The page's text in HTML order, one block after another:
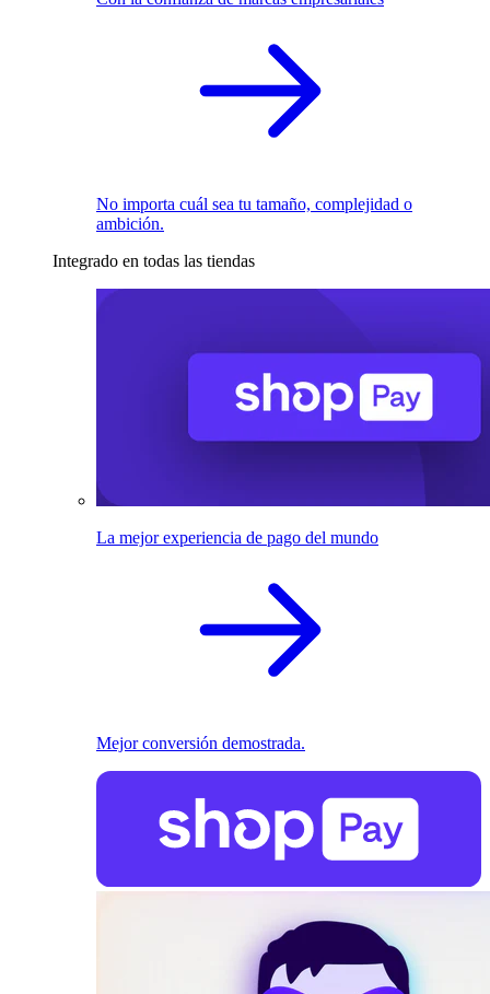
No importa cuál sea tu tamaño, complejidad o
ambición.
Integrado en todas las tiendas
La mejor experiencia de pago del mundo
Mejor conversión demostrada.